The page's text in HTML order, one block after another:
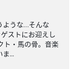
ような…そんな
ストにお迎えし
ト・馬の骨。音楽
...